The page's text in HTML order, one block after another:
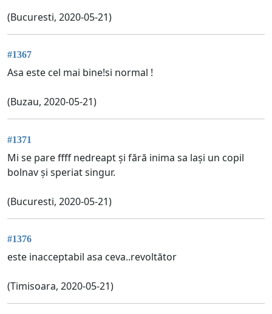
(Bucuresti, 2020-05-21)
#1367
Asa este cel mai bine!si normal !
(Buzau, 2020-05-21)
#1371
Mi se pare ffff nedreapt și fără inima sa lași un copil
bolnav și speriat singur.
(Bucuresti, 2020-05-21)
#1376
este inacceptabil asa ceva..revoltător
(Timisoara, 2020-05-21)